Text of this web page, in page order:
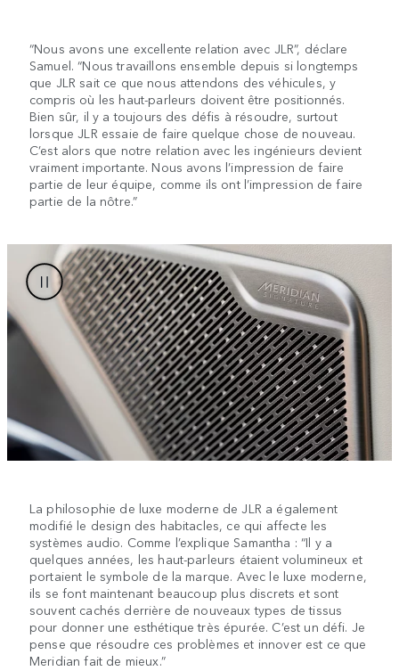
“Nous avons une excellente relation avec JLR”, déclare
Samuel. “Nous travaillons ensemble depuis si longtemps
que JLR sait ce que nous attendons des véhicules, y
compris où les haut-parleurs doivent être positionnés.
Bien sûr, il y a toujours des défis à résoudre, surtout
lorsque JLR essaie de faire quelque chose de nouveau.
C’est alors que notre relation avec les ingénieurs devient
vraiment importante. Nous avons l’impression de faire
partie de leur équipe, comme ils ont l’impression de faire
partie de la nôtre.”
La philosophie de luxe moderne de JLR a également
modifié le design des habitacles, ce qui affecte les
systèmes audio. Comme l’explique Samantha : “Il y a
quelques années, les haut-parleurs étaient volumineux et
portaient le symbole de la marque. Avec le luxe moderne,
ils se font maintenant beaucoup plus discrets et sont
souvent cachés derrière de nouveaux types de tissus
pour donner une esthétique très épurée. C’est un défi. Je
pense que résoudre ces problèmes et innover est ce que
Meridian fait de mieux.”